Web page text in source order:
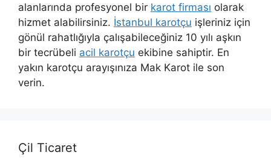
alanlarında profesyonel bir karot firması olarak
hizmet alabilirsiniz. İstanbul karotçu işleriniz için
gönül rahatlığıyla çalışabileceğiniz 10 yılı aşkın
bir tecrübeli acil karotçu ekibine sahiptir. En
yakın karotçu arayışınıza Mak Karot ile son
verin.
Çil Ticaret